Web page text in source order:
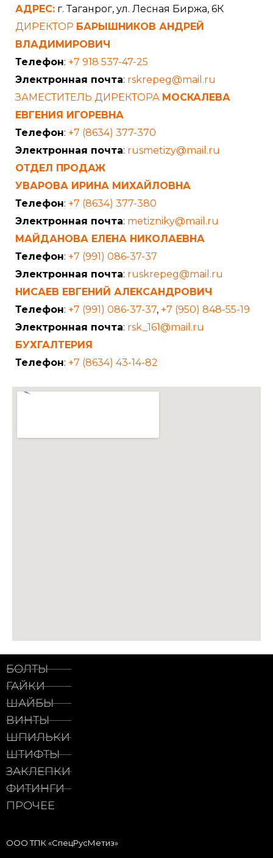
АДРЕС: г. Таганрог, ул. Лесная Биржа, 6К
ДИРЕКТОР БАРЫШНИКОВ АНДРЕЙ
ВЛАДИМИРОВИЧ
Телефон: +7 918 537-47-25
Электронная почта: rskrepeg@mail.ru
ЗАМЕСТИТЕЛЬ ДИРЕКТОРА МОСКАЛЕВА
ЕВГЕНИЯ ИГОРЕВНА
Телефон: +7 (8634) 377-370
Электронная почта: rusmetizy@mail.ru
ОТДЕЛ ПРОДАЖ
УВАРОВА ИРИНА МИХАЙЛОВНА
Телефон: +7 (8634) 377-380
Электронная почта: metizniky@mail.ru
МАЙДАНОВА ЕЛЕНА НИКОЛАЕВНА
Телефон: +7 (991) 086-37-37
Электронная почта: ruskrepeg@mail.ru
НИСАЕВ ЕВГЕНИЙ АЛЕКСАНДРОВИЧ
Телефон: +7 (991) 086-37-37, +7 (950) 848-55-19
Электронная почта: rsk_161@mail.ru
БУХГАЛТЕРИЯ
Телефон: +7 (8634) 43-14-82
БОЛТЫ
ГАЙКИ
ШАЙБЫ
ВИНТЫ
ШПИЛЬКИ
ШТИФТЫ
ЗАКЛЕПКИ
ФИТИНГИ
ПРОЧЕЕ
ООО ТПК «СпецРусМетиз»